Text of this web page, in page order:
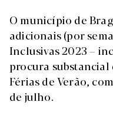
O município de
adicionais (por
Inclusivas 2023 –
procura substancial
Férias de Verão,
de julho.